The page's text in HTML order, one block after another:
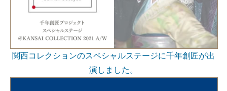
関西コレクションのスペシャルステージに千年創匠が出
演しました。